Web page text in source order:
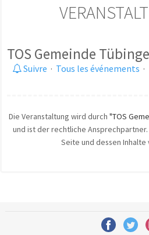
TOS Gemeinde
Suivre · Tous les événements ·
Die Veranstaltung wird durch "TOS
und ist der rechtliche
Seite und dessen